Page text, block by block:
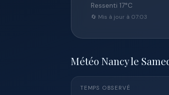
Ressenti 17°C
🔄 Mis à jour à 07:03
Météo Nancy le
TEMPS OBSERVÉ